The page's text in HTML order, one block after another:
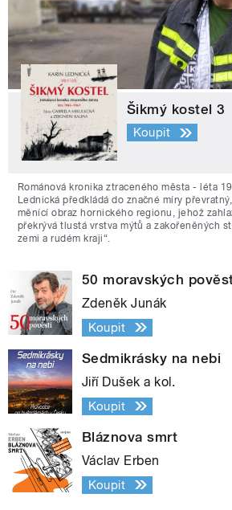
Šikmý kostel 3
Koupit
Románová kronika ztraceného města - léta
Lednická předkládá do značné míry
měnící obraz hornického regionu, jehož
překrývá tlustá vrstva mýtů a zakořeněných
zemi a rudém kraji“.
50 moravských
Zdeněk Junák
Koupit
Sedmikrásky na nebi
Jiří Dušek a kol.
Koupit
Bláznova smrt
Václav Erben
Koupit